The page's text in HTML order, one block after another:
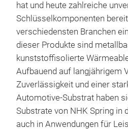
hat und heute zahlreiche
Schlüsselkomponenten
verschiedensten Branchen
dieser Produkte sind
kunststoffisolierte
Aufbauend auf langjährigem
Zuverlässigkeit und einer
Automotive-Substrat haben
Substrate von NHK Spring in
auch in Anwendungen für